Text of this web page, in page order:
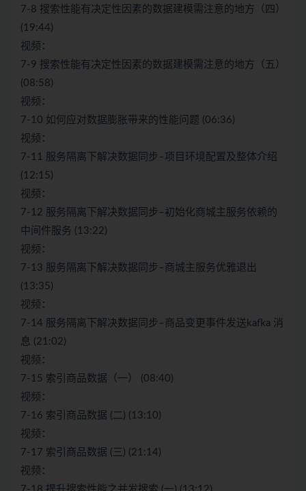
7-8 搜索性能有决定性因素的数据建模需注意的地方（四）
(19:44)
视频：
7-9 搜索性能有决定性因素的数据建模需注意的地方（五）
(08:58)
视频：
7-10 如何应对数据膨胀带来的性能问题 (06:36)
视频：
7-11 服务隔离下解决数据同步–项目环境配置及整体介绍
(12:15)
视频：
7-12 服务隔离下解决数据同步–初始化商城主服务依赖的
中间件服务 (13:22)
视频：
7-13 服务隔离下解决数据同步–商城主服务优雅退出
(13:35)
视频：
7-14 服务隔离下解决数据同步–商品变更事件发送kafka 消
息 (21:02)
视频：
7-15 索引商品数据（一） (08:40)
视频：
7-16 索引商品数据 (二) (13:10)
视频：
7-17 索引商品数据 (三) (21:14)
视频：